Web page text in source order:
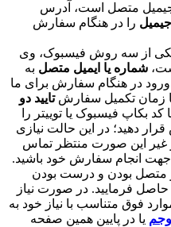
است، آدرس
هنگام سفارش
روش فیسبوک، وی
یا ایمیل متصلبه
سفارش برای ما
سفارش تایید دو
یا توییتر را
در این حالت نیازی
صورت منتظر تماس
سفارش خود باشید.
و درست بودن
در صورت نیاز
با نیاز خود به
پایین همین صفحه